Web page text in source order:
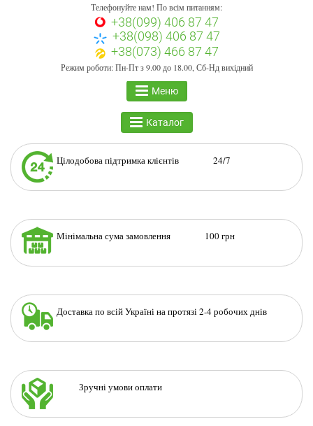
Телефонуйте нам! По всім питанням:
+38(099) 406 87 47
+38(098) 406 87 47
+38(073) 466 87 47
Режим роботи: Пн-Пт з 9.00 до 18.00, Сб-Нд вихідний
Меню
Каталог
Цілодобова підтримка клієнтів 24/7
Мінімальна сума замовлення 100 грн
Доставка по всій Україні на протязі 2-4 робочих днів
Зручні умови оплати